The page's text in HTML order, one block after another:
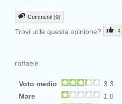
Commenti (0)
Trovi utile questa opinione? 4
raffaele
Voto medio
3.3
Mare
1.0